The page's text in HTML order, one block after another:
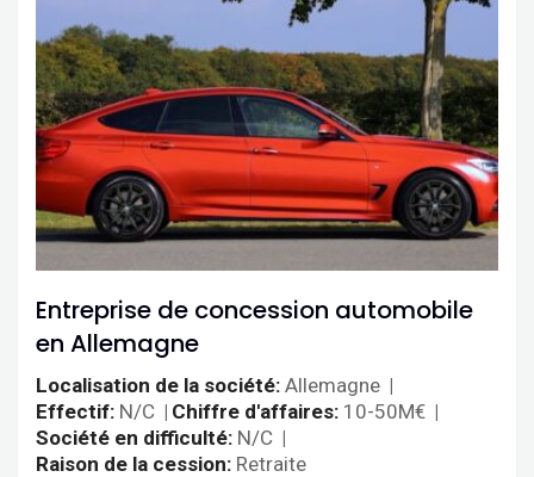
Entreprise de concession automobile
en Allemagne
Localisation de la société Allemagne
Effectif N/C Chiffre d'affaires 10-50M€
Société en difficulté N/C
Raison de la cession Retraite